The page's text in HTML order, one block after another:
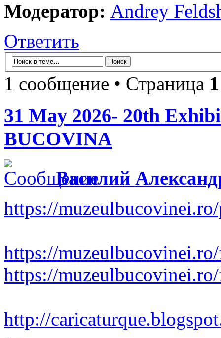
Модератор: Andrey
Ответить
1 сообщение • Страница 1
31 May 2026- 20th
BUCOVINA
Василий
https://
https://
https://
http://